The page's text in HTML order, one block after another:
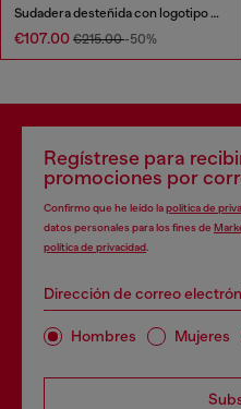
Sudadera desteñida con logotipo Phoenix devoré
€107.00 €215.00-50%
Regístrese para
promociones por
Confirmo que he leído lapolítica de
datos personales para los fines de
política de privacidad
Dirección de correo
Hombres Mujeres